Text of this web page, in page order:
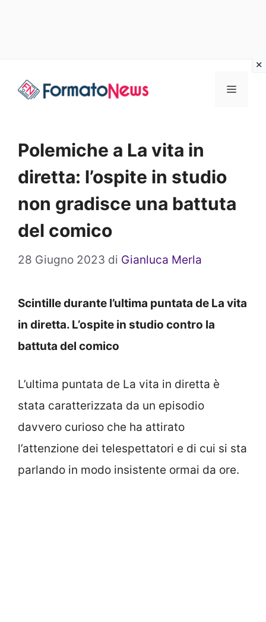
Menu
Polemiche a La vita in
diretta: l’ospite in studio
non gradisce una battuta
del comico
28 Giugno 2023 di Gianluca Merla
Scintille durante l’ultima puntata de La vita
in diretta. L’ospite in studio contro la
battuta del comico
L’ultima puntata de La vita in diretta è
stata caratterizzata da un episodio
davvero curioso che ha attirato
l’attenzione dei telespettatori e di cui si sta
parlando in modo insistente ormai da ore.